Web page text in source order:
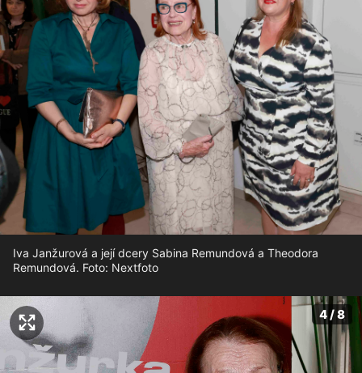
Iva Janžurová a její dcery Sabina Remundová a Theodora
Remundová. Foto: Nextfoto
4 / 8